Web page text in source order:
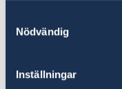
Nödvändig
Inställningar